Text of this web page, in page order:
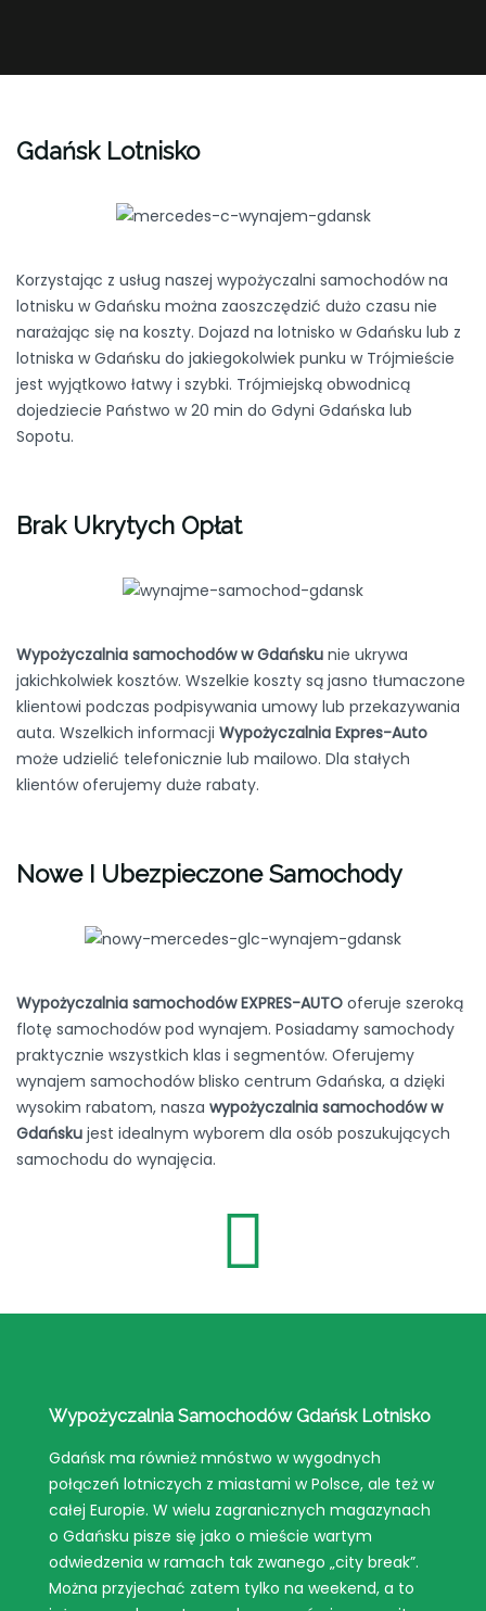
Gdańsk Lotnisko
Korzystając z usług naszej wypożyczalni samochodów na
lotnisku w Gdańsku można zaoszczędzić dużo czasu nie
narażając się na koszty. Dojazd na lotnisko w Gdańsku lub z
lotniska w Gdańsku do jakiegokolwiek punku w Trójmieście
jest wyjątkowo łatwy i szybki. Trójmiejską obwodnicą
dojedziecie Państwo w 20 min do Gdyni Gdańska lub
Sopotu.
Brak Ukrytych Opłat
Wypożyczalnia samochodów w Gdańsku nie ukrywa
jakichkolwiek kosztów. Wszelkie koszty są jasno tłumaczone
klientowi podczas podpisywania umowy lub przekazywania
auta. Wszelkich informacji Wypożyczalnia Expres-Auto
może udzielić telefonicznie lub mailowo. Dla stałych
klientów oferujemy duże rabaty.
Nowe I Ubezpieczone Samochody
Wypożyczalnia samochodów EXPRES-AUTO oferuje szeroką
flotę samochodów pod wynajem. Posiadamy samochody
praktycznie wszystkich klas i segmentów. Oferujemy
wynajem samochodów blisko centrum Gdańska, a dzięki
wysokim rabatom, nasza wypożyczalnia samochodów w
Gdańsku jest idealnym wyborem dla osób poszukujących
samochodu do wynajęcia.
Wypożyczalnia Samochodów Gdańsk Lotnisko
Gdańsk ma również mnóstwo w wygodnych
połączeń lotniczych z miastami w Polsce, ale też w
całej Europie. W wielu zagranicznych magazynach
o Gdańsku pisze się jako o mieście wartym
odwiedzenia w ramach tak zwanego „city break”.
Można przyjechać zatem tylko na weekend, a to